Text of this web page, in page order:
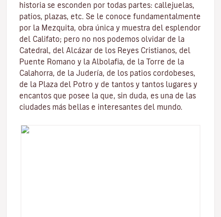
historia se esconden por todas partes: callejuelas,
patios, plazas, etc. Se le conoce fundamentalmente
por la Mezquita, obra única y muestra del esplendor
del Califato; pero no nos podemos olvidar de la
Catedral, del Alcázar de los Reyes Cristianos, del
Puente Romano y la Albolafia, de la Torre de la
Calahorra, de la Juderí­a, de los patios cordobeses,
de la Plaza del Potro y de tantos y tantos lugares y
encantos que posee la que, sin duda, es una de las
ciudades más bellas e interesantes del mundo.